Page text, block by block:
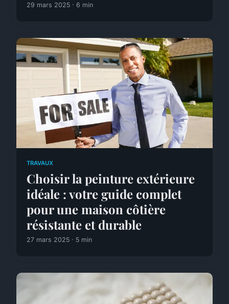
29 mars 2025 · 6 min
TRAVAUX
Choisir la peinture extérieure
idéale : votre guide complet
pour une maison côtière
résistante et durable
27 mars 2025 · 5 min